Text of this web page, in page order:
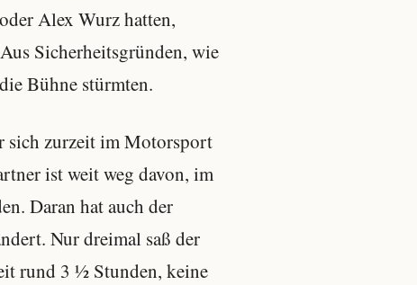
Alex Wurz hatten,
Sicherheitsgründen, wie
Bühne stürmten.
sich zurzeit im Motorsport
ist weit weg davon, im
Daran hat auch der
Nur dreimal saß der
rund 3 ½ Stunden, keine